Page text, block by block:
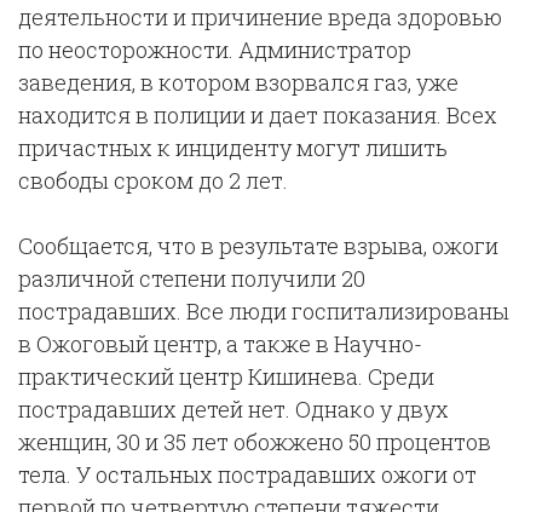
деятельности и причинение вреда здоровью
по неосторожности. Администратор
заведения, в котором взорвался газ, уже
находится в полиции и дает показания. Всех
причастных к инциденту могут лишить
свободы сроком до 2 лет.
Сообщается, что в результате взрыва, ожоги
различной степени получили 20
пострадавших. Все люди госпитализированы
в Ожоговый центр, а также в Научно-
практический центр Кишинева. Среди
пострадавших детей нет. Однако у двух
женщин, 30 и 35 лет обожжено 50 процентов
тела. У остальных пострадавших ожоги от